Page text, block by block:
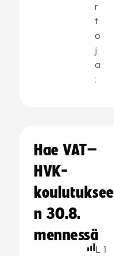
r
t
o
j
a
:
Hae VAT–
HVK-
koulutuksee
n 30.8.
mennessä
L 1